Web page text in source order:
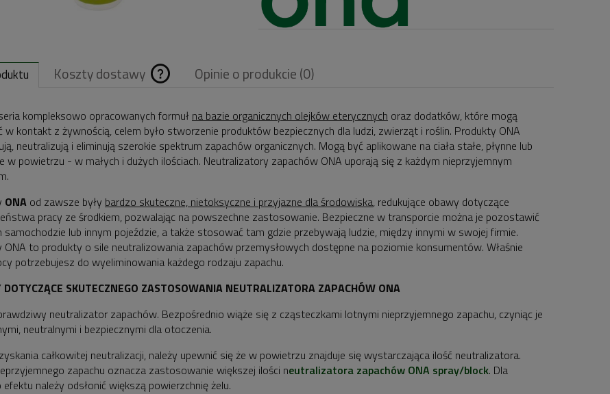
Koszty dostawy
Cena nie zawiera
ewentualnych
kosztów płatności
Opinie o produkcie (0)
kompleksowo opracowanych formuł na bazie organicznych olejków eterycznych oraz dodatków, które mogą
w kontakt z żywnością, celem było stworzenie produktów bezpiecznych dla ludzi, zwierząt i roślin. Produkty ONA
neutralizują i eliminują szerokie spektrum zapachów organicznych. Mogą być aplikowane na ciała stałe, płynne lub
w powietrzu - w małych i dużych ilościach. Neutralizatory zapachów ONA uporają się z każdym nieprzyjemnym
ONA od zawsze były bardzo skuteczne, nietoksyczne i przyjazne dla środowiska, redukujące obawy dotyczące
pracy ze środkiem, pozwalając na powszechne zastosowanie. Bezpieczne w transporcie można je pozostawić
lub innym pojeździe, a także stosować tam gdzie przebywają ludzie, między innymi w swojej firmie.
ONA to produkty o sile neutralizowania zapachów przemysłowych dostępne na poziomie konsumentów. Właśnie
potrzebujesz do wyeliminowania każdego rodzaju zapachu.
DOTYCZĄCE SKUTECZNEGO ZASTOSOWANIA NEUTRALIZATORA ZAPACHÓW ONA
neutralizator zapachów. Bezpośrednio wiąże się z cząsteczkami lotnymi nieprzyjemnego zapachu, czyniąc je
neutralnymi i bezpiecznymi dla otoczenia.
całkowitej neutralizacji, należy upewnić się że w powietrzu znajduje się wystarczająca ilość neutralizatora.
zapachu oznacza zastosowanie większej ilości neutralizatora zapachów ONA spray/block. Dla
efektu należy odsłonić większą powierzchnię żelu.